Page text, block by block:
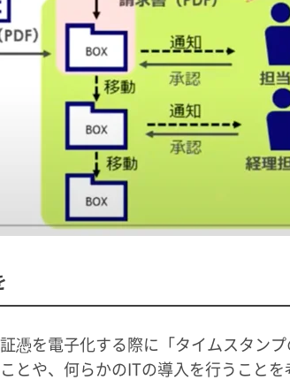
憑を電子化する際に「タイムスタン
とや、何らかのITの導入を行うこと